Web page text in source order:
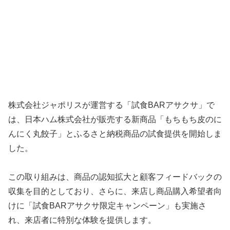
株式会社ジャポリスが運営する「試食BARアサクサ」で
は、日本ハム株式会社が販売する新商品「もちもち皮のに
んにく丸餃子」とふるさと納税商品の試食提供を開始しま
した。
この取り組みは、商品の認知拡大と顧客フィードバックの
収集を目的としており、さらに、来店し商品購入希望者向
けに「試食BARアサクサ限定キャンペーン」も実施さ
れ、来店者に特別な体験を提供します。